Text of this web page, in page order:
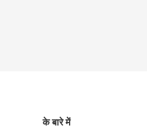
के बारे में